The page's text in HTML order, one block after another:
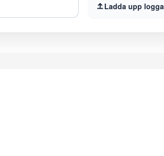
Ladda upp logga